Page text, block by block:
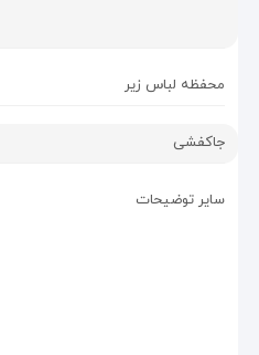
محفظه لباس زیر
جاکفشی
سایر توضیحات